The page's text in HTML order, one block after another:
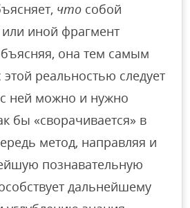
что собой
или иной фрагмент
она тем самым
этой реальностью следует
ней можно и нужно
бы «сворачивается» в
метод, направляя и
познавательную
дальнейшему